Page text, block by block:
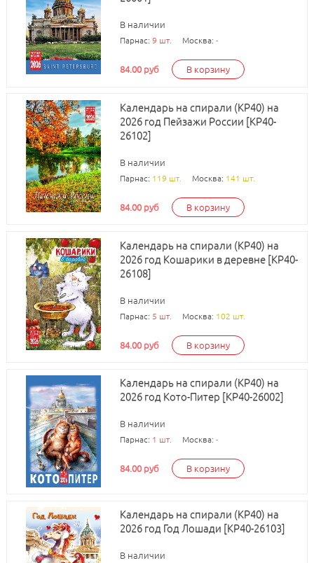
В наличии
Парнас: 9 шт. Москва: -
84.00 руб В корзину
Календарь на спирали (КР40) на
2026 год Пейзажи России [КР40-
26102]
В наличии
Парнас: 119 шт. Москва: 141 шт.
84.00 руб В корзину
Календарь на спирали (КР40) на
2026 год Кошарики в деревне [КР40-
26108]
В наличии
Парнас: 5 шт. Москва: 102 шт.
84.00 руб В корзину
Календарь на спирали (КР40) на
2026 год Кото-Питер [КР40-26002]
В наличии
Парнас: 1 шт. Москва: -
84.00 руб В корзину
Календарь на спирали (КР40) на
2026 год Год Лошади [КР40-26103]
В наличии